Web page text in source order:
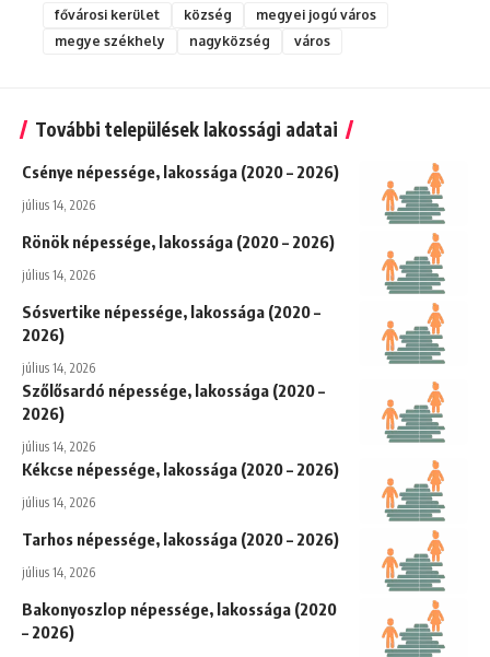
fővárosi kerület község
megyei jogú város
megye székhely
nagyközség város
További települések lakossági adatai
Csénye népessége, lakossága (2020 – 2026)
július 14, 2026
Rönök népessége, lakossága (2020 – 2026)
július 14, 2026
Sósvertike népessége, lakossága (2020 –
2026)
július 14, 2026
Szőlősardó népessége, lakossága (2020 –
2026)
július 14, 2026
Kékcse népessége, lakossága (2020 – 2026)
július 14, 2026
Tarhos népessége, lakossága (2020 – 2026)
július 14, 2026
Bakonyoszlop népessége, lakossága (2020
– 2026)